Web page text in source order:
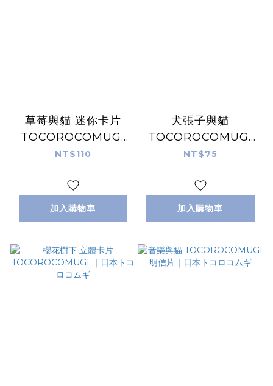
草莓與貓 迷你卡片
TOCOROCOMUGI
｜日本トコロコムギ
NT$110
加入購物車
犬張子與貓
TOCOROCOMUGI
明信片｜日本トコロコ
NT$75
加入購物車